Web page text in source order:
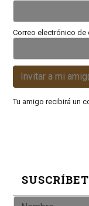
Correo electrónico de
Invitar a mi
Tu amigo recibirá un